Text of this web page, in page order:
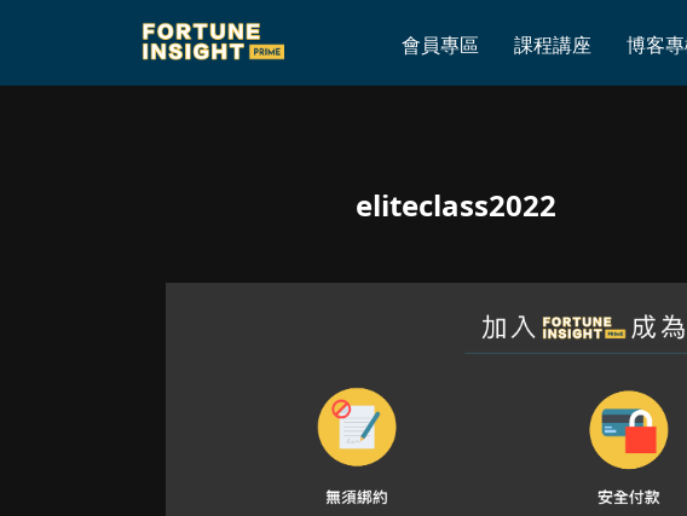
會員專區 課程講座 博客
Archives for eliteclass2022
eliteclass2022